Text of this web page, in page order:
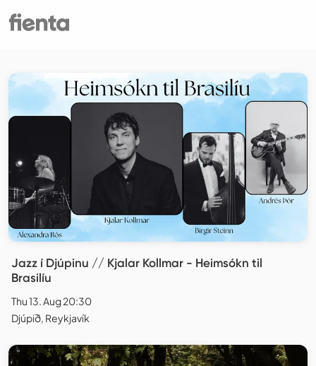
Jazz í Djúpinu // Kjalar Kollmar - Heimsókn til
Brasilíu
Thu 13. Aug 20:30
Djúpið, Reykjavík